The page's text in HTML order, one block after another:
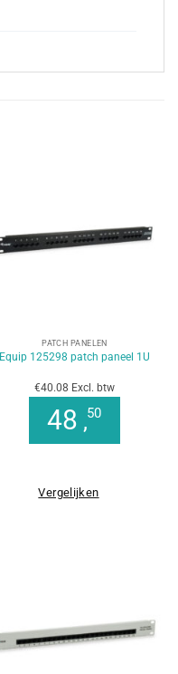
PATCH PANELEN
Equip 125298 patch paneel 1U
€40.08 Excl. btw
48 ,50
Vergelijken